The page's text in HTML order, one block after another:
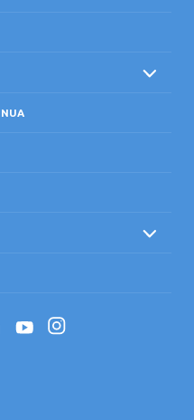
YouTubeInstagram